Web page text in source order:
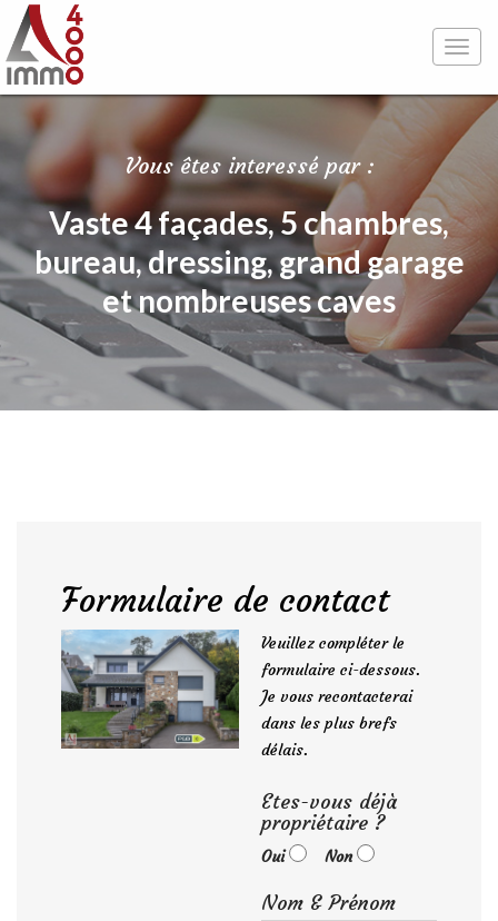
Toggle
Vous êtes interessé par :
Vaste 4 façades, 5 chambres,
bureau, dressing, grand garage
et nombreuses caves
Formulaire de contact
Veuillez compléter le
formulaire ci-dessous.
Je vous recontacterai
dans les plus brefs
délais.
Etes-vous déjà
propriétaire ?
Oui Non
Nom & Prénom